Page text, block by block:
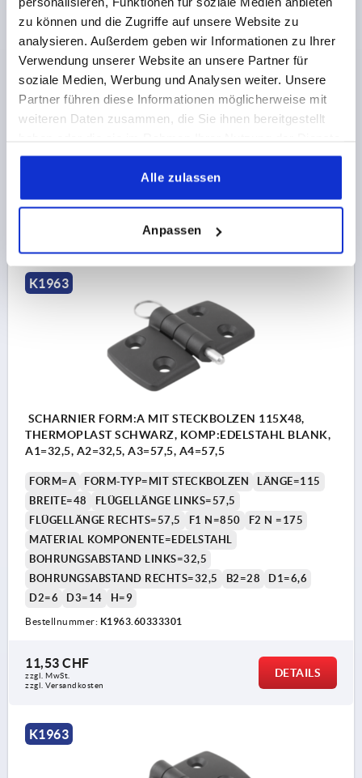
zu können und die Zugriffe auf unsere Website zu
analysieren. Außerdem geben wir Informationen zu Ihrer
Verwendung unserer Website an unsere Partner für
soziale Medien, Werbung und Analysen weiter. Unsere
Partner führen diese Informationen möglicherweise mit
weiteren Daten zusammen, die Sie ihnen bereitgestellt
gesammelt haben.
Alle zulassen
Anpassen
FORM-TYP=MIT STECKBOLZEN
BREITE=48
FLÜGELLÄNGE LINKS=48,5
FLÜGELLÄNGE RECHTS=48,5
MATERIAL KOMPONENTE=EDELSTAHL
D1=6,6
K1963.50282801
11,53 CHF
K1963
SCHARNIER FORM:A MIT STECKBOLZEN 115X48,
THERMOPLAST SCHWARZ, KOMP:EDELSTAHL BLANK,
A1=32,5, A2=32,5, A3=57,5, A4=57,5
FORM=A FORM-TYP=MIT STECKBOLZEN
LÄNGE=115
BREITE=48
FLÜGELLÄNGE LINKS=57,5
FLÜGELLÄNGE RECHTS=57,5
F1 N=850
F2 N =175
MATERIAL KOMPONENTE=EDELSTAHL
BOHRUNGSABSTAND LINKS=32,5
BOHRUNGSABSTAND RECHTS=32,5
B2=28
D1=6,6
D2=6
D3=14 H=9
Bestellnummer: K1963.60333301
11,53 CHF
zzgl. MwSt.
zzgl. Versandkosten
DETAILS
K1963